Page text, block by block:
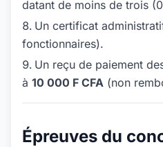
datant de moins de trois
Un certificat
fonctionnaires).
Un reçu de paiement
à 10 000 F CFA (non
Épreuves du